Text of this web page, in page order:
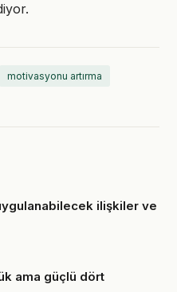
motivasyonu artırma
ilişkiler ve
ama güçlü dört